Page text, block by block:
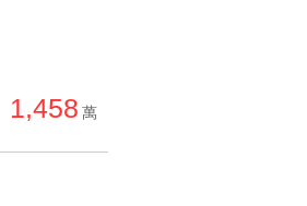
1,458 萬